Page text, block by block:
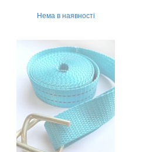
Нема в наявності